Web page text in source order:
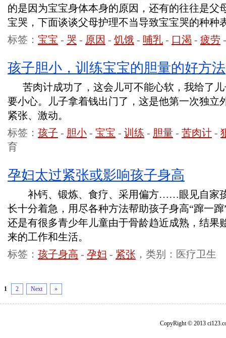
的是因为宝宝身体本身的原因，还有的往往是父
宝哭，下面谈谈父母护理不当导致宝宝哭的种种
标签： 宝宝 - 哭 - 原因 - 饥饿 - 哺乳 - 口渴 - 疲劳
孩子胆小，训练宝宝的胆量的好方法
苦肉计成功了，这会儿可不能心软，我给了儿
要小心。儿子拿着钱出门了，这是他第一次独立
紧张、激动。
标签： 孩子 - 胆小 - 宝宝 - 训练 - 胆量 - 苦肉计 -
育
孕妇太过紧张或影响孩子身高
补钙、锻炼、食疗、采用偏方……眼见自家孩
长十分着急，用尽各种方法帮助孩子身高“蹿一
还是有很多青少年儿童由于骨龄趋近成熟，结果
来的工作和生活。
标签： 孩子身高 - 孕妇 - 紧张 ，类别：医疗卫生
1 2 Next »
CopyRight © 2013